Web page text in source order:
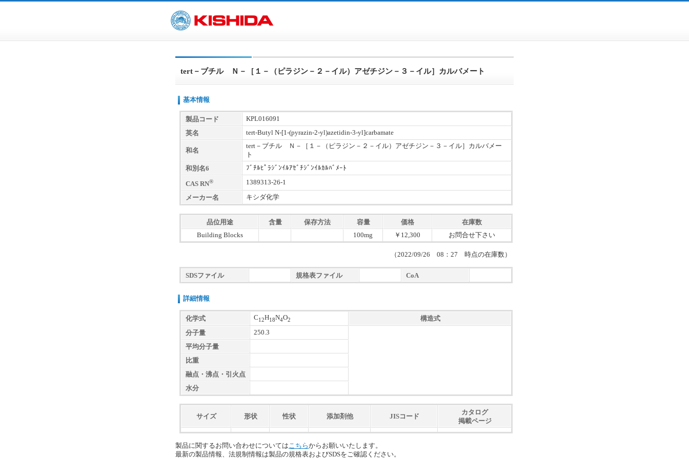
tert－ブチル Ｎ－［１－（ピラジン－２－イル）アゼチジン－３－イル］カルバメート
基本情報
製品コード
KPL016091
英名
tert-Butyl N-[1-(pyrazin-2-yl)azetidin-3-yl]carbamate
和名
tert－ブチル Ｎ－［１－（ピラジン－２－イル）アゼチジン－３－イル］カルバメー
ト
和別名6
ﾌﾞﾁﾙﾋﾟﾗｼﾞﾝｲﾙｱｾﾞﾁｼﾞﾝｲﾙｶﾙﾊﾞﾒｰﾄ
CAS RN® 1389313-26-1
メーカー名 キシダ化学
品位用途 含量 保存方法 容量 価格
在庫数
Building Blocks
100mg ￥12,300 お問合せ下さい
（2022/09/26 08：27 時点の在庫数）
SDSファイル 規格表ファイル CoA
詳細情報
化学式 C12H18N4O2
構造式
分子量
250.3
平均分子量
比重
融点・沸点・引火点
水分
サイズ 形状 性状 添加剤他 JISコード
カタログ
掲載ページ
製品に関するお問い合わせについては こちらからお願いいたします。
最新の製品情報、法規制情報は製品の規格表およびSDSをご確認ください。